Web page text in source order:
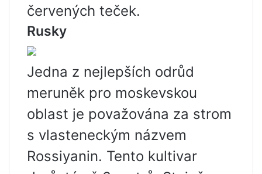
červených teček.
Rusky
Jedna z nejlepších odrůd
meruněk pro moskevskou
oblast je považována za strom
s vlasteneckým názvem
Rossiyanin. Tento kultivar